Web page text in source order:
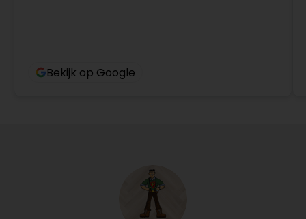
Bekijk op Google